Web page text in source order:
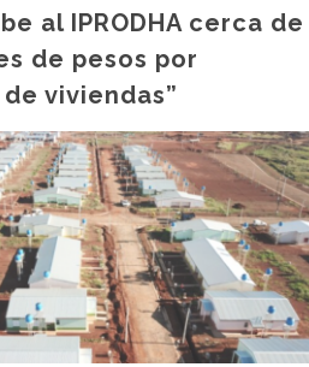
al IPRODHA cerca de
de pesos por
viviendas”